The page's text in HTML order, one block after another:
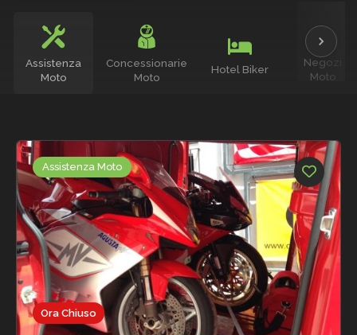
Assistenza
Moto
Concessionarie
Moto
Hotel Biker
Negozi
Moto
Ora Chiuso
Assistenza Moto